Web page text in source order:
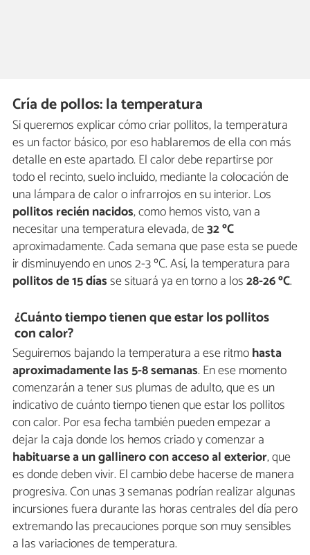
Cría de pollos: la temperatura
Si queremos explicar cómo criar pollitos, la temperatura
es un factor básico, por eso hablaremos de ella con más
detalle en este apartado. El calor debe repartirse por
todo el recinto, suelo incluido, mediante la colocación de
una lámpara de calor o infrarrojos en su interior. Los
pollitos recién nacidos, como hemos visto, van a
necesitar una temperatura elevada, de32 ºC
aproximadamente. Cada semana que pase esta se puede
ir disminuyendo en unos 2-3 ºC. Así, la temperatura para
pollitos de 15 díasse situará ya en torno a los28-26 ºC.
¿Cuánto tiempo tienen que estar los pollitos
con calor?
Seguiremos bajando la temperatura a ese ritmohasta
aproximadamente las 5-8 semanas. En ese momento
comenzarán a tener sus plumas de adulto, que es un
indicativo de cuánto tiempo tienen que estar los pollitos
con calor. Por esa fecha también pueden empezar a
dejar la caja donde los hemos criado y comenzar a
habituarse a un gallinero con acceso al exterior, que
es donde deben vivir. El cambio debe hacerse de manera
progresiva. Con unas 3 semanas podrían realizar algunas
incursiones fuera durante las horas centrales del día pero
extremando las precauciones porque son muy sensibles
a las variaciones de temperatura.